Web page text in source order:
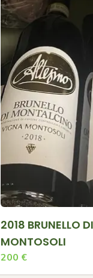
2018 BRUNELLO
MONTOSOLI
200 €